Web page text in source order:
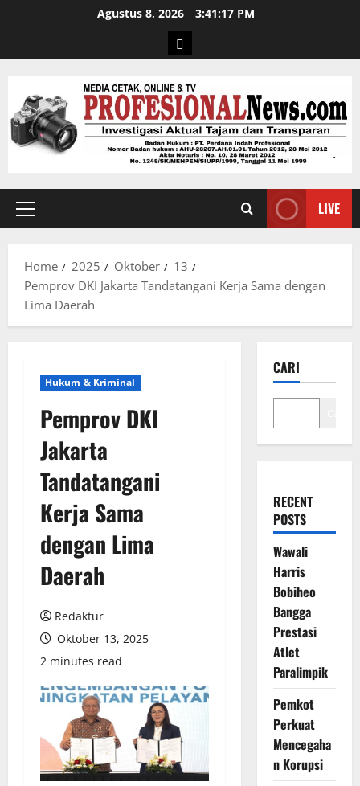
Agustus 8, 2026 3:41:18 PM
LIVE
Home 2025 Oktober
13
Pemprov DKI Jakarta Tandatangani Kerja Sama dengan
Lima Daerah
Hukum & Kriminal
Pemprov DKI
Jakarta
Tandatangani
Kerja Sama
dengan Lima
Daerah
Redaktur
Oktober 13, 2025
2 minutes read
CARI
RECENT
POSTS
Wawali
Harris
Bobiheo
Bangga
Prestasi
Atlet
Paralimpik
Pemkot
Perkuat
Mencegaha
n Korupsi